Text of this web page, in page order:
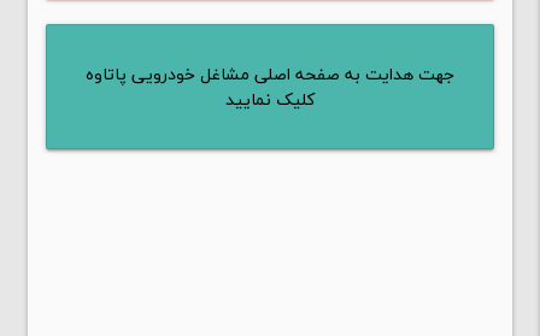
جهت هدایت به صفحه اصلی مشاغل خودرویی پاتاوه
کلیک نمایید